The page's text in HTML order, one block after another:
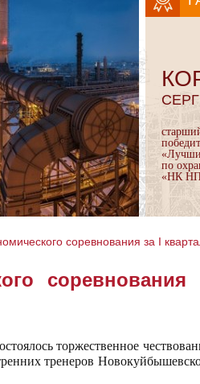
по
«НК
соревнования за I
соревнования
торжественное
тренеров